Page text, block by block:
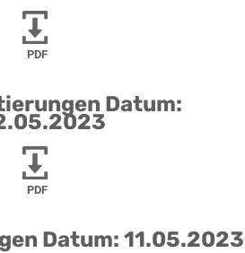
PDF
Datum:
PDF
Datum: 11.05.2023